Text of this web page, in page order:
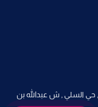
, حي السلي , ش عبدالله بن